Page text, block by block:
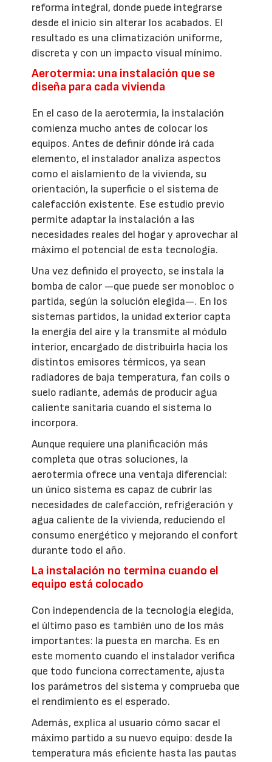
reforma integral, donde puede integrarse
desde el inicio sin alterar los acabados. El
resultado es una climatización uniforme,
discreta y con un impacto visual mínimo.
Aerotermia: una instalación que se
diseña para cada vivienda
En el caso de la aerotermia, la instalación
comienza mucho antes de colocar los
equipos. Antes de definir dónde irá cada
elemento, el instalador analiza aspectos
como el aislamiento de la vivienda, su
orientación, la superficie o el sistema de
calefacción existente. Ese estudio previo
permite adaptar la instalación a las
necesidades reales del hogar y aprovechar al
máximo el potencial de esta tecnología.
Una vez definido el proyecto, se instala la
bomba de calor —que puede ser monobloc o
partida, según la solución elegida—. En los
sistemas partidos, la unidad exterior capta
la energía del aire y la transmite al módulo
interior, encargado de distribuirla hacia los
distintos emisores térmicos, ya sean
radiadores de baja temperatura, fan coils o
suelo radiante, además de producir agua
caliente sanitaria cuando el sistema lo
incorpora.
Aunque requiere una planificación más
completa que otras soluciones, la
aerotermia ofrece una ventaja diferencial:
un único sistema es capaz de cubrir las
necesidades de calefacción, refrigeración y
agua caliente de la vivienda, reduciendo el
consumo energético y mejorando el confort
durante todo el año.
La instalación no termina cuando el
equipo está colocado
Con independencia de la tecnología elegida,
el último paso es también uno de los más
importantes: la puesta en marcha. Es en
este momento cuando el instalador verifica
que todo funciona correctamente, ajusta
los parámetros del sistema y comprueba que
el rendimiento es el esperado.
Además, explica al usuario cómo sacar el
máximo partido a su nuevo equipo: desde la
temperatura más eficiente hasta las pautas